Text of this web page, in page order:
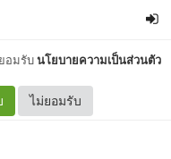
อมรับนโยบายความเป็นส่วนตัว
ไม่ยอมรับ